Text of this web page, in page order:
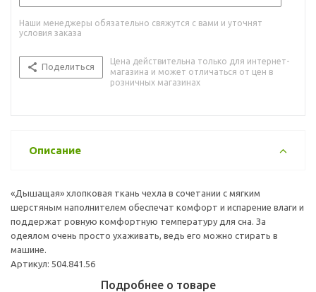
Наши менеджеры обязательно свяжутся с вами и уточнят
условия заказа
Поделиться
Цена действительна только для интернет-
магазина и может отличаться от цен в
розничных магазинах
Описание
«Дышащая» хлопковая ткань чехла в сочетании с мягким
шерстяным наполнителем обеспечат комфорт и испарение влаги и
поддержат ровную комфортную температуру для сна. За
одеялом очень просто ухаживать, ведь его можно стирать в
машине.
Артикул: 504.841.56
Подробнее о товаре